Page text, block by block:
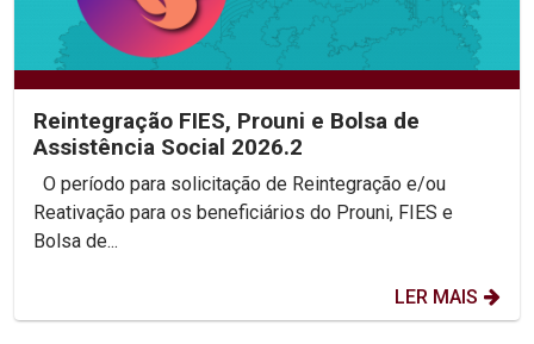
Reintegração FIES, Prouni e Bolsa de
Assistência Social 2026.2
Reativação para os beneficiários do Prouni, FIES e
Bolsa de...
LER MAIS